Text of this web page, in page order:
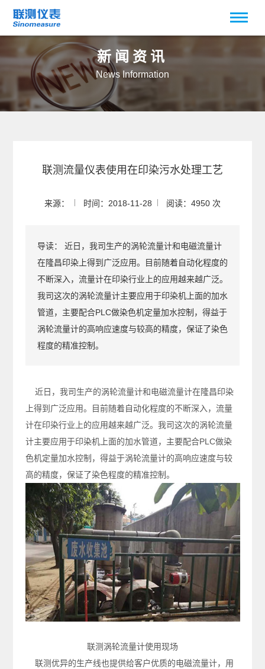
新闻资讯
News Information
联测流量仪表使用在印染污水处理工艺
来源： 时间：2018-11-28 阅读：4950 次
导读：
近日，我司生产的涡轮流量计和电磁流量计
在隆昌印染上得到广泛应用。目前随着自动化程度的
不断深入，流量计在印染行业上的应用越来越广泛。
我司这次的涡轮流量计主要应用于印染机上面的加水
管道，主要配合PLC做染色机定量加水控制，得益于
涡轮流量计的高响应速度与较高的精度，保证了染色
程度的精准控制。
近日，我司生产的涡轮流量计和电磁流量计在隆昌印染
上得到广泛应用。目前随着自动化程度的不断深入，流量
计在印染行业上的应用越来越广泛。我司这次的涡轮流量
计主要应用于印染机上面的加水管道，主要配合PLC做染
色机定量加水控制，得益于涡轮流量计的高响应速度与较
高的精度，保证了染色程度的精准控制。
联测涡轮流量计使用现场
联测优异的生产线也提供给客户优质的电磁流量计，用